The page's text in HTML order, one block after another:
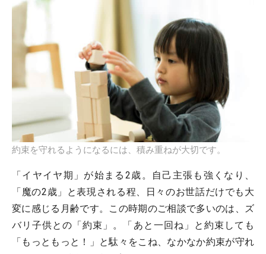
約束を守れるようになるには、積み重ねが大切です。
「イヤイヤ期」が始まる2歳。自己主張も強くなり、
「魔の2歳」と表現される程、日々のお世話だけでも大
変に感じる月齢です。この時期のご相談で多いのは、ズ
バリ子供との「約束」。「あと一回ね」と約束しても
「もっともっと！」と駄々をこね、なかなか約束が守れ